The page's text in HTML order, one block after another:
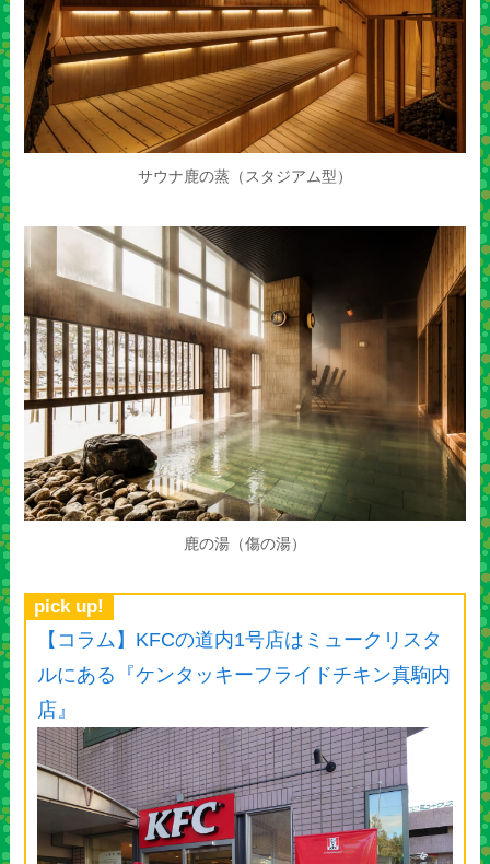
サウナ鹿の蒸（スタジアム型）
鹿の湯（傷の湯）
pick up!
【コラム】KFCの道内1号店はミュークリスタ
ルにある『ケンタッキーフライドチキン真駒内
店』